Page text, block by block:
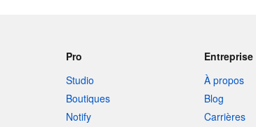
Pro
Studio
Boutiques
Notify
Entreprise
À propos
Blog
Carrières